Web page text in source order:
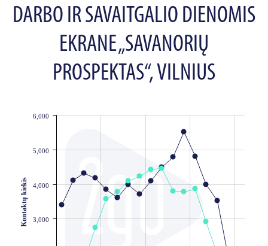
DARBO IR SAVAITGALIO DIENOMIS
EKRANE „SAVANORIŲ
PROSPEKTAS“, VILNIUS
3,000
4,000
5,000
6,000
Kontaktų kiekis
JS chart by amCharts